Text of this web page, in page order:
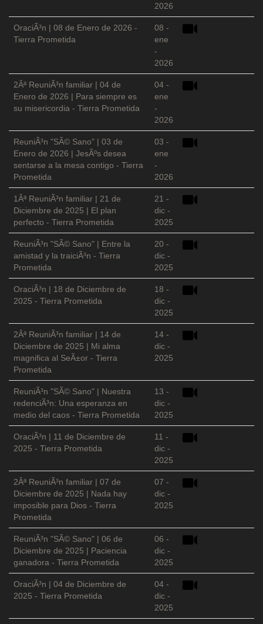
2026
OraciÃ³n | 08 de Enero de 2026 -
Tierra Prometida
08 -
ene
-
2026
2Âª ReuniÃ³n familiar | 04 de
Enero de 2026 | Para siempre es
su misericordia - Tierra Prometida
04 -
ene
-
2026
ReuniÃ³n "SÃ© Sano" | 03 de
Enero de 2026 | JesÃºs desea
sentarse a la mesa contigo - Tierra
Prometida
03 -
ene
-
2026
1Âª ReuniÃ³n familiar | 21 de
Diciembre de 2025 | El plan
perfecto - Tierra Prometida
21 -
dic -
2025
ReuniÃ³n "SÃ© Sano" | Entre la
amistad y la traiciÃ³n - Tierra
Prometida
20 -
dic -
2025
OraciÃ³n | 18 de Diciembre de
2025 - Tierra Prometida
18 -
dic -
2025
2Âª ReuniÃ³n familiar | 14 de
Diciembre de 2025 | Mi alma
magnifica al SeÃ±or - Tierra
Prometida
14 -
dic -
2025
ReuniÃ³n "SÃ© Sano" | Nuestra
redenciÃ³n: Una esperanza en
medio del caos - Tierra Prometida
13 -
dic -
2025
OraciÃ³n | 11 de Diciembre de
2025 - Tierra Prometida
11 -
dic -
2025
2Âª ReuniÃ³n familiar | 07 de
Diciembre de 2025 | Nada hay
imposible para Dios - Tierra
Prometida
07 -
dic -
2025
ReuniÃ³n "SÃ© Sano" | 06 de
Diciembre de 2025 | Paciencia
ganadora - Tierra Prometida
06 -
dic -
2025
OraciÃ³n | 04 de Diciembre de
2025 - Tierra Prometida
04 -
dic -
2025